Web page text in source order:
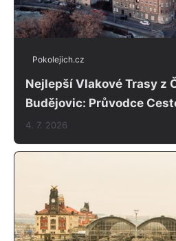
Pokolejich.cz
Nejlepší Vlakové Trasy z
Budějovic: Průvodce
4. 7. 2026